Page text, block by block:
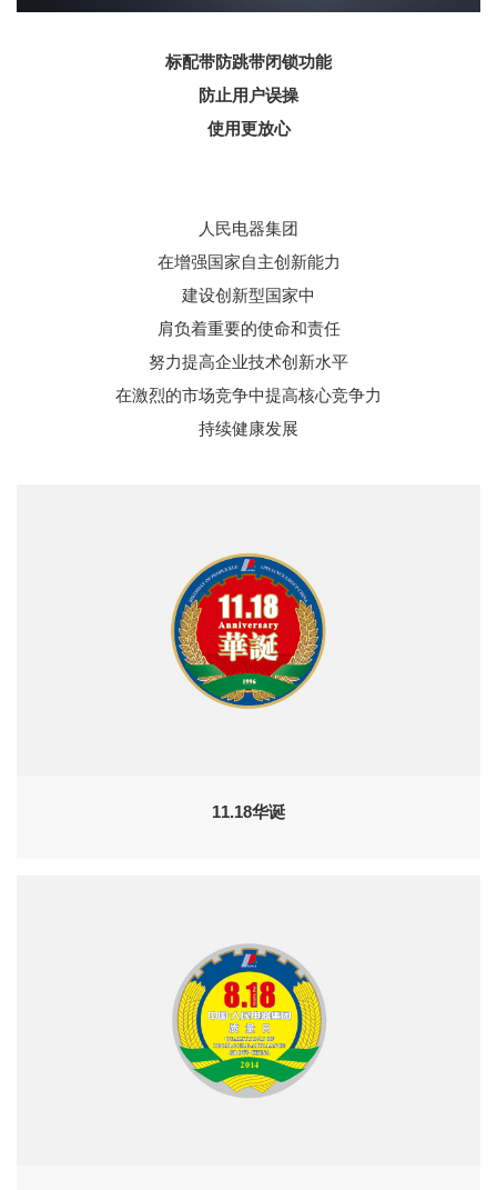
标配带防跳带闭锁功能
防止用户误操
使用更放心
人民电器集团
在增强国家自主创新能力
建设创新型国家中
肩负着重要的使命和责任
努力提高企业技术创新水平
在激烈的市场竞争中提高核心竞争力
持续健康发展
11.18华诞